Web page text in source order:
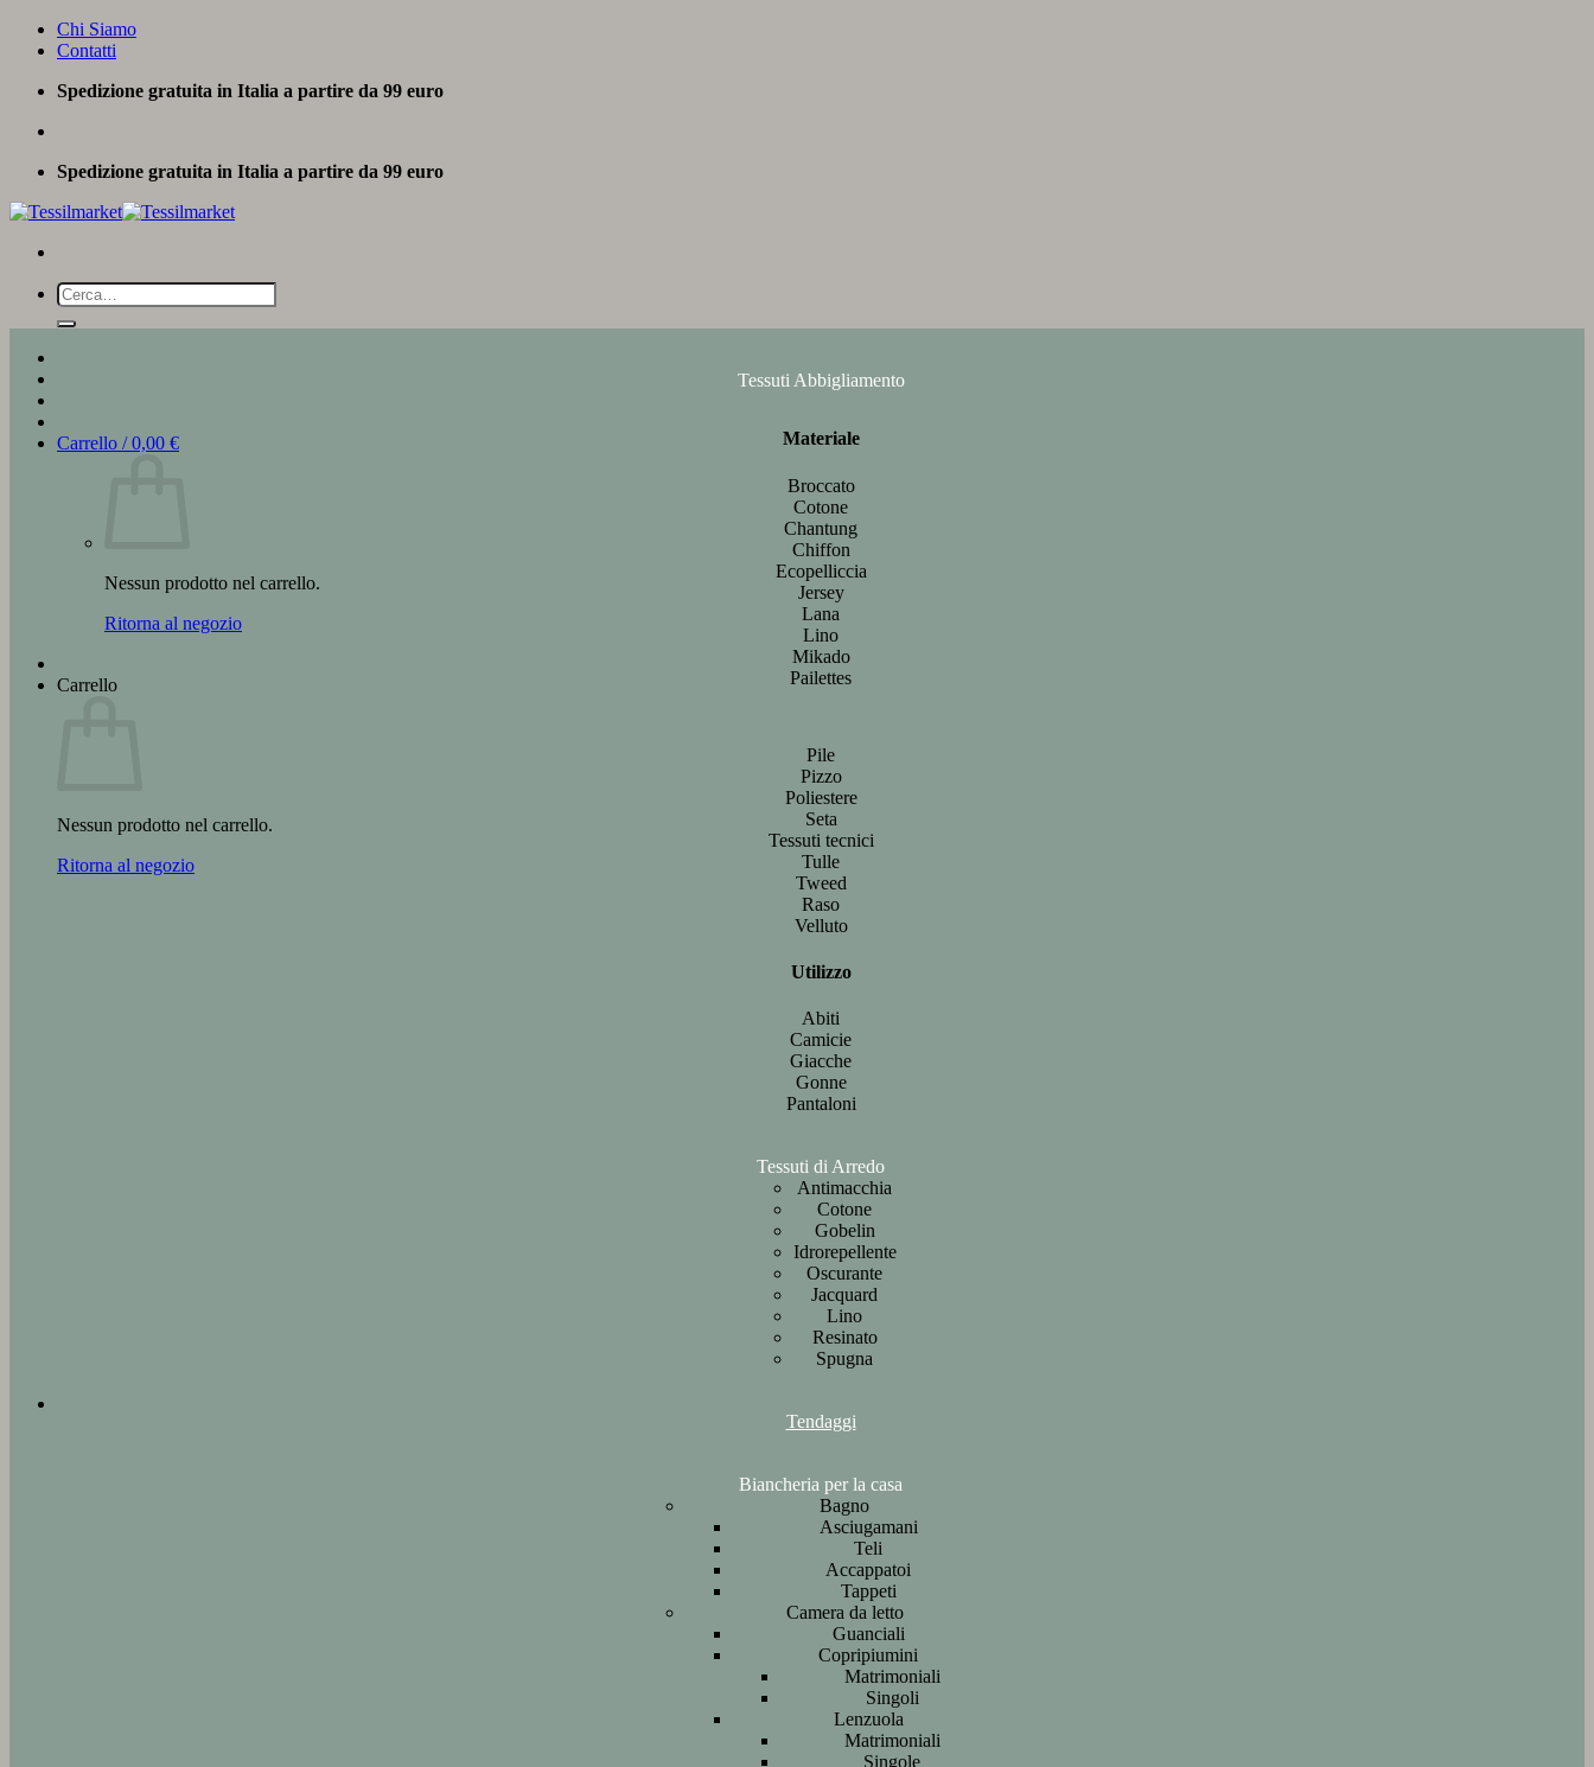
Salta
Chi Siamo
Contatti
Spedizione gratuita in Italia a partire da 99 euro
Spedizione gratuita in Italia a partire da 99 euro
Cerca:
Carrello /0,00 €
Nessun prodotto nel carrello.
Ritorna al negozio
Carrello
Nessun prodotto nel carrello.
Ritorna al negozio
Tessuti Abbigliamento
Materiale
Broccato
Cotone
Chantung
Chiffon
Ecopelliccia
Jersey
Lana
Lino
Mikado
Pailettes
Pile
Pizzo
Poliestere
Seta
Tessuti tecnici
Tulle
Tweed
Raso
Velluto
Utilizzo
Abiti
Camicie
Giacche
Gonne
Pantaloni
Tessuti di Arredo
Antimacchia
Cotone
Gobelin
Idrorepellente
Oscurante
Jacquard
Lino
Resinato
Spugna
Tendaggi
Biancheria per la casa
Bagno
Asciugamani
Teli
Accappatoi
Tappeti
Camera da letto
Guanciali
Copripiumini
Matrimoniali
Singoli
Lenzuola
Matrimoniali
Singole